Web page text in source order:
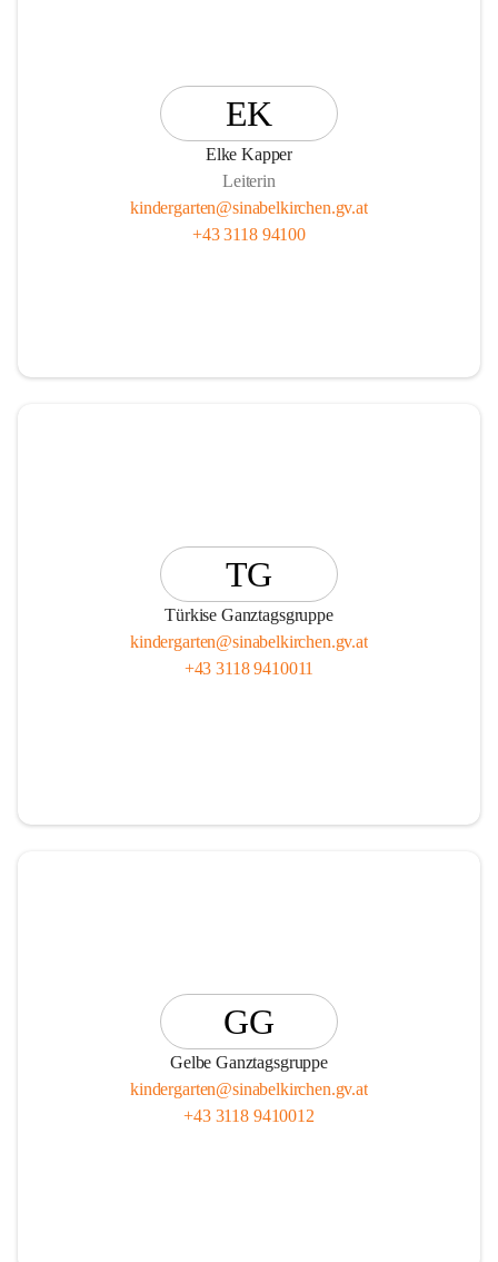
EK
Elke Kapper
Leiterin
kindergarten@sinabelkirchen.gv.at
+43 3118 94100
TG
Türkise Ganztagsgruppe
kindergarten@sinabelkirchen.gv.at
+43 3118 9410011
GG
Gelbe Ganztagsgruppe
kindergarten@sinabelkirchen.gv.at
+43 3118 9410012